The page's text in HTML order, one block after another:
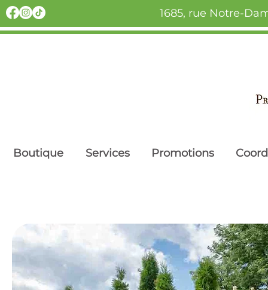
1685, rue Notre-
Boutique Services Promotions